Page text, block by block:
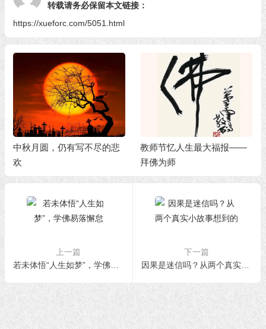
转载请务必保留本文链接：
https://xueforc.com/5051.html
中秋月圆，仍有写不尽的悲
欢
教师节忆人生最大福报——
拜佛为师
上一篇
若未体悟“人生如梦”，学佛易落懈怠
下一篇
因果是迷信吗？从两个真实小故事想到的